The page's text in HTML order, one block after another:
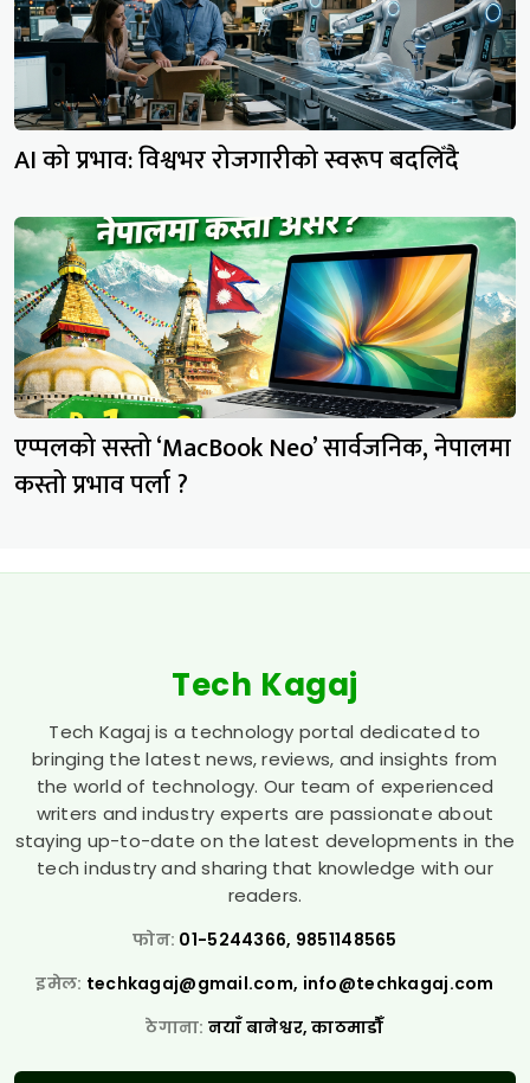
AI को प्रभाव: विश्वभर रोजगारीको स्वरूप बदलिँदै
एप्पलको सस्तो ‘MacBook Neo’ सार्वजनिक, नेपालमा
कस्तो प्रभाव पर्ला ?
Tech Kagaj
Tech Kagaj is a technology portal dedicated to
bringing the latest news, reviews, and insights from
the world of technology. Our team of experienced
writers and industry experts are passionate about
staying up-to-date on the latest developments in the
tech industry and sharing that knowledge with our
readers.
फोन: 01-5244366, 9851148565
इमेल: techkagaj@gmail.com, info@techkagaj.com
ठेगाना: नयाँ बानेश्वर, काठमाडौँ